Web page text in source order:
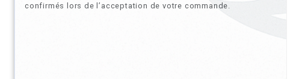
confirmés lors de l’acceptation de votre commande.